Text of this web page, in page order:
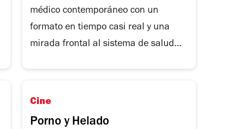
médico contemporáneo con un
formato en tiempo casi real y una
mirada frontal al sistema de salud...
Cine
Porno y Helado